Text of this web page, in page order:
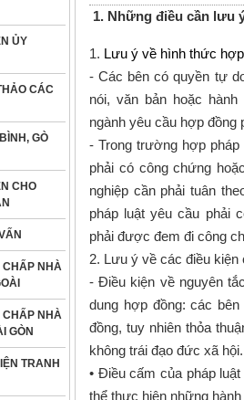
ỦY
CÁC
GÒ
CHO
CHẤP NHÀ
CHẤP NHÀ
GÒN
TRANH
1. Những điều cần lưu
1. Lưu ý về hình thức
- Các bên có quyền tự
nói, văn bản hoặc
ngành yêu cầu hợp đồng
- Trong trường hợp
phải có công chứng
nghiệp cần phải tuân
pháp luật yêu cầu phải
phải được đem đi công
2. Lưu ý về các điều
- Điều kiện về nguyên
dung hợp đồng: các
đồng, tuy nhiên thỏa
không trái đạo đức xã hội.
• Điều cấm của pháp
thể thực hiện những